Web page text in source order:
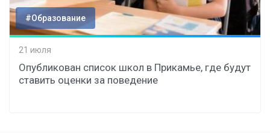
#Образование
21 июля
Опубликован список школ в Прикамье, где будут
ставить оценки за поведение